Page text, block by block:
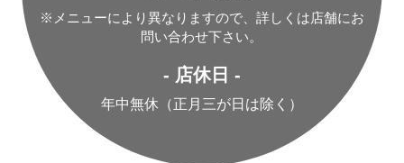
※メニューにより異なりますので、詳しくは店舗にお
問い合わせ下さい。
- 店休日 -
年中無休（正月三が日は除く）